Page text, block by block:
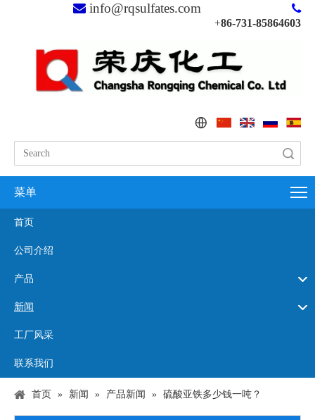
 info@rqsulfates.com 
+86-731-85864603
菜单
首页
公司介绍
产品
新闻
工厂风采
联系我们
首页 » 新闻 » 产品新闻 » 硫酸亚铁多少钱一吨？